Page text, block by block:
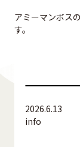
アミーマンボス
す。
2026.6.13
info